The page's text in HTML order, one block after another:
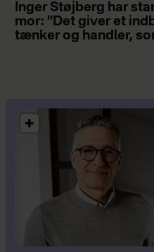
Inger Støjberg har
mor: ”Det giver et
tænker og handler,